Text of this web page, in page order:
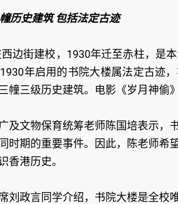
历史建筑 包括法定古迹
边街建校，1930年迁至赤柱，是
年启用的书院大楼属法定古迹
幢三级历史建筑。电影《岁月神偷
及文物保育统筹老师陈国培表示，
时期的重要事件。因此，陈老师希
香港历史。
刘政言同学介绍，书院大楼是全校